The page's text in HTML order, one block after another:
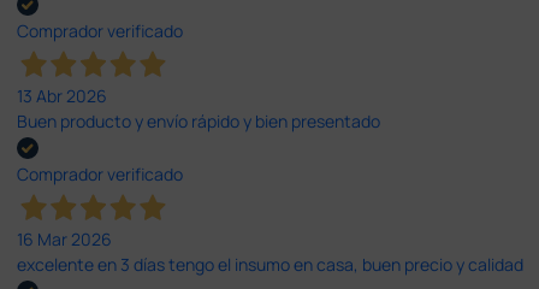
Comprador verificado
13 Abr 2026
Buen producto y envío rápido y bien presentado
Comprador verificado
16 Mar 2026
excelente en 3 días tengo el insumo en casa, buen precio y calidad